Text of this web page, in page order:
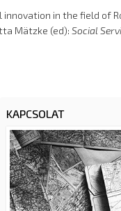
innovation in the field
Mätzke (ed): Social
KAPCSOLAT